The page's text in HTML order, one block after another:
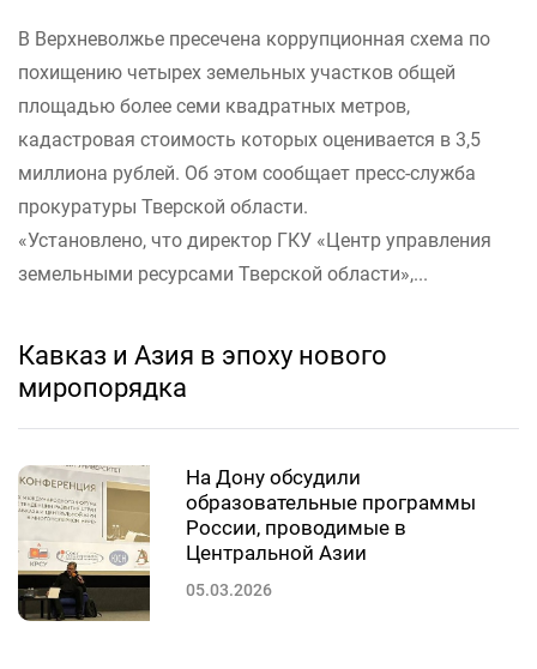
В Верхневолжье пресечена коррупционная схема по
похищению четырех земельных участков общей
площадью более семи квадратных метров,
кадастровая стоимость которых оценивается в 3,5
миллиона рублей. Об этом сообщает пресс-служба
прокуратуры Тверской области.
«Установлено, что директор ГКУ «Центр управления
земельными ресурсами Тверской области»,...
Кавказ и Азия в эпоху нового
миропорядка
На Дону обсудили
образовательные программы
России, проводимые в
Центральной Азии
05.03.2026